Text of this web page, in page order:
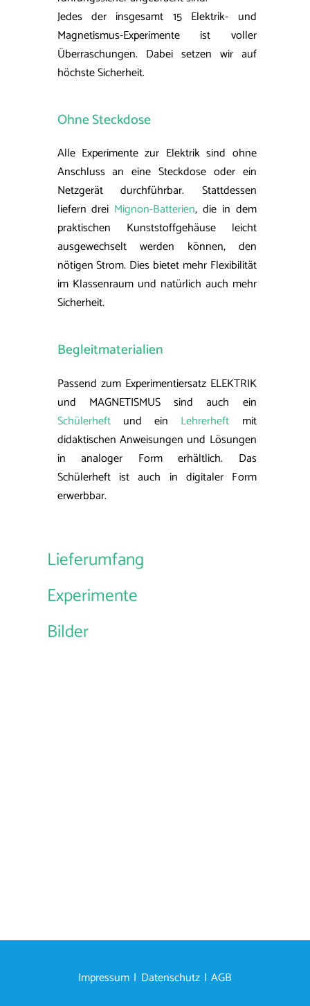
Jedes der insgesamt 15 Elektrik- und
Magnetismus-Experimente ist voller
Überraschungen. Dabei setzen wir auf
höchste Sicherheit.
Ohne Steckdose
Alle Experimente zur Elektrik sind ohne
Anschluss an eine Steckdose oder ein
Netzgerät durchführbar. Stattdessen
liefern drei Mignon-Batterien, die in dem
praktischen Kunststoffgehäuse leicht
ausgewechselt werden können, den
nötigen Strom. Dies bietet mehr Flexibilität
im Klassenraum und natürlich auch mehr
Sicherheit.
Begleitmaterialien
Passend zum Experimentiersatz ELEKTRIK
und MAGNETISMUS sind auch ein
Schülerheftund ein Lehrerheft mit
didaktischen Anweisungen und Lösungen
in analoger Form erhältlich. Das
Schülerheft ist auch in digitaler Form
erwerbbar.
Lieferumfang
Experimente
Bilder
Impressum Datenschutz AGB